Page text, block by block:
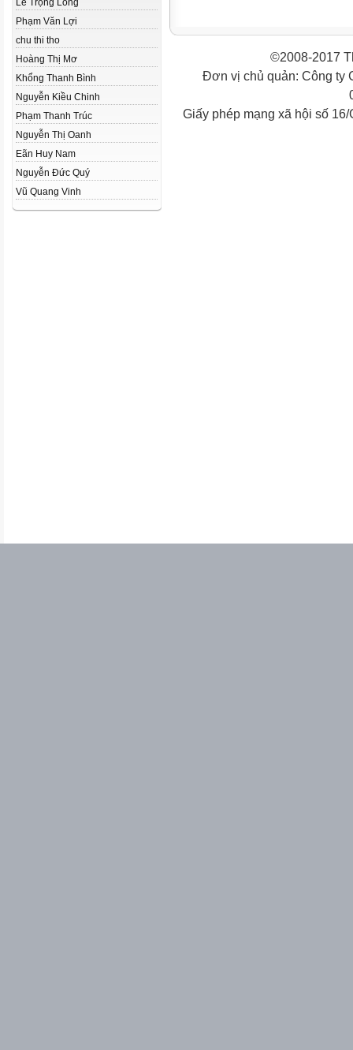
Lê Trọng Long
Phạm Văn Lợi
chu thi tho
Hoàng Thị Mơ
Khổng Thanh Bình
Nguyễn Kiều Chinh
Phạm Thanh Trúc
Nguyễn Thị Oanh
Eãn Huy Nam
Nguyễn Đức Quý
Vũ Quang Vinh
©2008-2017
Đơn vị chủ quản: Công ty
Giấy phép mạng xã hội số